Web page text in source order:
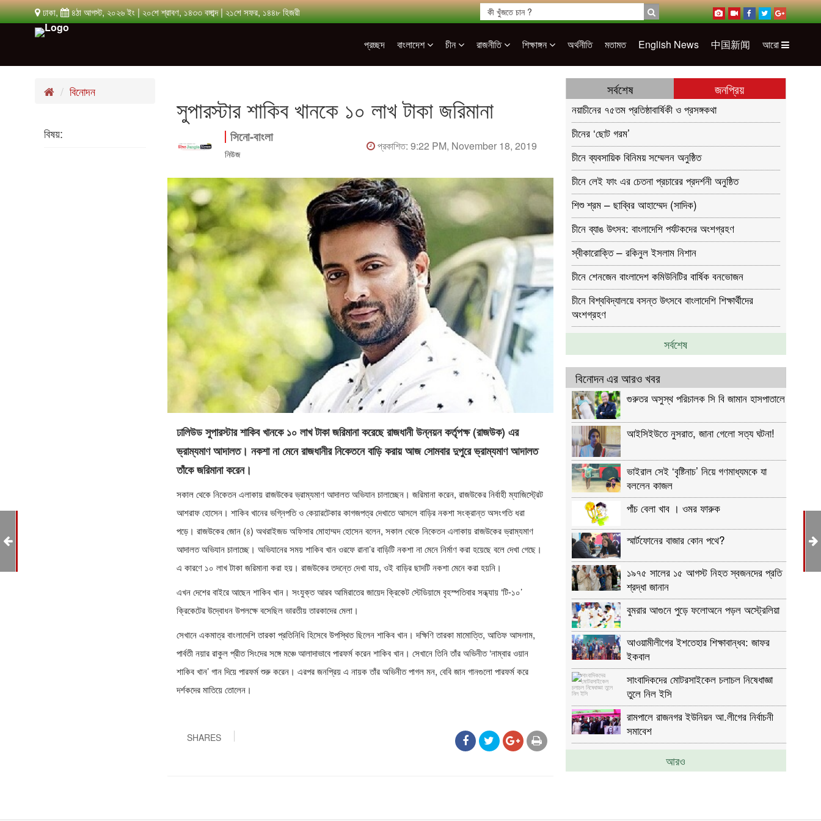
ঢাকা, ৪ঠা আগস্ট, ২০২৬ ইং | ২০শে শ্রাবণ, ১৪৩৩ বঙ্গাব্দ | ২১শে সফর, ১৪৪৮ হিজরী
প্রচ্ছদ বাংলাদেশ চীন রাজনীতি শিক্ষাঙ্গন অর্থনীতি মতামত English News 中国新闻 আরো
সুপারস্টার শাকিব খানকে ১০ লাখ টাকা জরিমানা
সিনো-বাংলা
নিউজ
প্রকাশিত: 9:22 PM, November 18, 2019
ঢালিউড সুপারস্টার শাকিব খানকে ১০ লাখ টাকা জরিমানা করেছে রাজধানী উন্নয়ন কর্তৃপক্ষ (রাজউক) এর
ভ্রাম্যমাণ আদালত। নকশা না মেনে রাজধানীর নিকেতনে বাড়ি করায় আজ সোমবার দুপুরে ভ্রাম্যমাণ আদালত
তাঁকে জরিমানা করেন।
সকাল থেকে নিকেতন এলাকায় রাজউকের ভ্রাম্যমাণ আদালত অভিযান চালাচ্ছেন। জরিমানা করেন, রাজউকের নির্বাহী ম্যাজিস্ট্রেট
আশরাফ হোসেন। শাকিব খানের ভগ্নিপতি ও কেয়ারটেকার কাগজপত্র দেখাতে আসলে বাড়ির নকশা সংক্রান্ত অসংগতি ধরা
পড়ে। রাজউকের জোন (৪) অথরাইজড অফিসার মোহাম্মদ হোসেন বলেন, সকাল থেকে নিকেতন এলাকায় রাজউকের ভ্রাম্যমাণ
আদালত অভিযান চালাচ্ছে। অভিযানের সময় শাকিব খান ওরফে রানা’র বাড়িটি নকশা না মেনে নির্মাণ করা হয়েছে বলে দেখা গেছে।
এ কারণে ১০ লাখ টাকা জরিমানা করা হয়। রাজউকের তদন্তে দেখা যায়, ওই বাড়ির ছাদটি নকশা মেনে করা হয়নি।
এখন দেশের বাইরে আছেন শাকিব খান। সংযুক্ত আরব আমিরাতের জায়েদ ক্রিকেট স্টেডিয়ামে বৃহস্পতিবার সন্ধ্যায় ‘টি-১০’
ক্রিকেটের উদ্বোধন উপলক্ষে বসেছিল ভারতীয় তারকাদের মেলা।
সেখানে একমাত্র বাংলাদেশি তারকা প্রতিনিধি হিসেবে উপস্থিত ছিলেন শাকিব খান। দক্ষিণি তারকা মামোত্তি, আতিফ আসলাম,
পার্বতী নয়ার রাকুল প্রীত সিংদের সঙ্গে মঞ্চে আলাদাভাবে পারফর্ম করেন শাকিব খান। সেখানে তিনি তাঁর অভিনীত ‘নাম্বার ওয়ান
শাকিব খান’ গান দিয়ে পারফর্ম শুরু করেন। এরপর জনপ্রিয় এ নায়ক তাঁর অভিনীত পাগল মন, বেবি জান গানগুলো পারফর্ম করে
দর্শকদের মাতিয়ে তোলেন।
SHARES
বিনোদন
বিষয়:
সর্বশেষ জনপ্রিয়
নয়াচীনের ৭৫তম প্রতিষ্ঠাবার্ষিকী ও প্রসঙ্গকথা
চীনের ‘ছোট গরম’
চীনে ব্যবসায়িক বিনিময় সম্মেলন অনুষ্ঠিত
চীনে লেই ফাং এর চেতনা প্রচারের প্রদর্শনী অনুষ্ঠিত
শিশু শ্রম – ছাব্বির আহাম্মেদ (সাদিক)
চীনে ব্যাঙ উৎসব: বাংলাদেশি পর্যটকদের অংশগ্রহণ
স্বীকারোক্তি – রকিনুল ইসলাম নিশান
চীনে শেনজেন বাংলাদেশ কমিউনিটির বার্ষিক বনভোজন
চীনে বিশ্ববিদ্যালয়ে বসন্ত উৎসবে বাংলাদেশি শিক্ষার্থীদের
অংশগ্রহণ
সর্বশেষ
বিনোদন এর আরও খবর
গুরুতর অসুস্থ পরিচালক সি বি জামান হাসপাতালে
আইসিইউতে নুসরাত, জানা গেলো সত্য ঘটনা!
ভাইরাল সেই ‘বৃষ্টিনাচ’ নিয়ে গণমাধ্যমকে যা
বললেন কাজল
পাঁচ বেলা খাব । ওমর ফারুক
স্মার্টফোনের বাজার কোন পথে?
১৯৭৫ সালের ১৫ আগস্ট নিহত স্বজনদের প্রতি
শ্রদ্ধা জানান
বুমরার আগুনে পুড়ে ফলোঅনে পড়ল অস্ট্রেলিয়া
আওয়ামীলীগের ইশতেহার শিক্ষাবান্ধব: জাফর
ইকবাল
সাংবাদিকদের মোটরসাইকেল চলাচল নিষেধাজ্ঞা
তুলে নিল ইসি
রামপালে রাজনগর ইউনিয়ন আ.লীগের নির্বাচনী
সমাবেশ
আরও